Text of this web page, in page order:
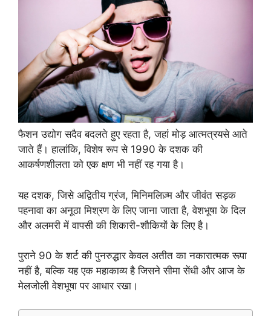
फैशन उद्योग सदैव बदलते हुए रहता है, जहां मोड़ आत्मत्रयसे आते
जाते हैं। हालांकि, विशेष रूप से 1990 के दशक की
आकर्षणशीलता को एक क्षण भी नहीं रह गया है।
यह दशक, जिसे अद्वितीय ग्रंज, मिनिमलिज़्म और जीवंत सड़क
पहनावा का अनूठा मिश्रण के लिए जाना जाता है, वेशभूषा के दिल
और अलमरी में वापसी की शिकारी-शौकियों के लिए है।
पुराने 90 के शर्ट की पुनरुद्धार केवल अतीत का नकारात्मक रूपा
नहीं है, बल्कि यह एक महाकाव्य है जिसने सीमा सेंधी और आज के
मेलजोली वेशभूषा पर आधार रखा।